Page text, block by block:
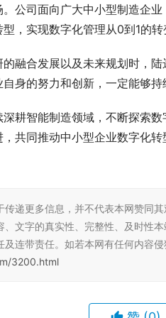
融合发展以及未来规划时，
耕智能制造领域，不断探索
传递更多信息，并不代表本网赞同
及连带责任。如若本网有任何内容
3200.html